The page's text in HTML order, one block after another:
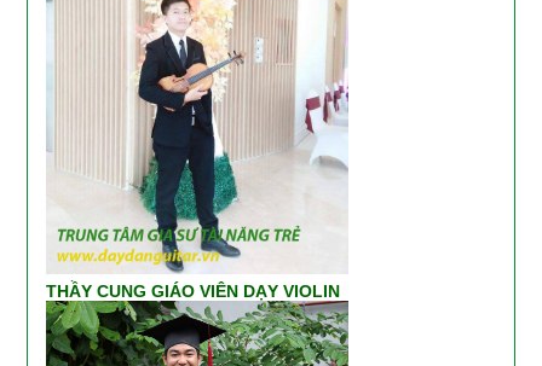
THẦY CUNG GIÁO VIÊN DẠY VIOLIN